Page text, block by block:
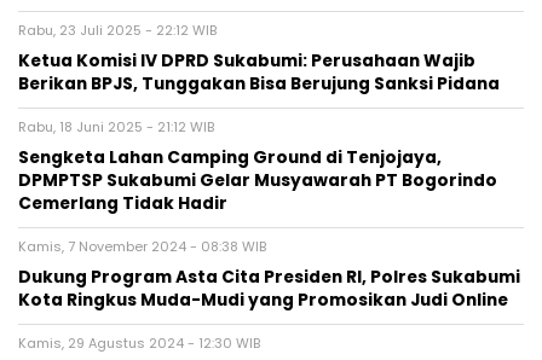
Rabu, 23 Juli 2025 - 22:12 WIB
‎Ketua Komisi IV DPRD Sukabumi: Perusahaan Wajib
Berikan BPJS, Tunggakan Bisa Berujung Sanksi Pidana
Rabu, 18 Juni 2025 - 21:12 WIB
Sengketa Lahan Camping Ground di Tenjojaya,
DPMPTSP Sukabumi Gelar Musyawarah PT Bogorindo
Cemerlang Tidak Hadir
Kamis, 7 November 2024 - 08:38 WIB
Dukung Program Asta Cita Presiden RI, Polres Sukabumi
Kota Ringkus Muda-Mudi yang Promosikan Judi Online
Kamis, 29 Agustus 2024 - 12:30 WIB